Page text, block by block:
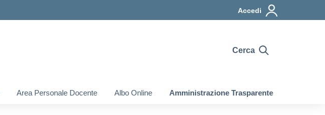
Accedi
Cerca
Area Personale Docente Albo Online Amministrazione Trasparente